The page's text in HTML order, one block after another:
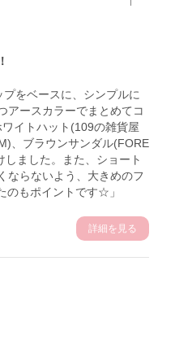
プをベースに、シンプルに
アースカラーでまとめてコ
イトハット(109の雑貨屋
、ブラウンサンダル(FORE
ました。また、ショート
ならないよう、大きめのフ
のもポイントです☆」
詳細を見る